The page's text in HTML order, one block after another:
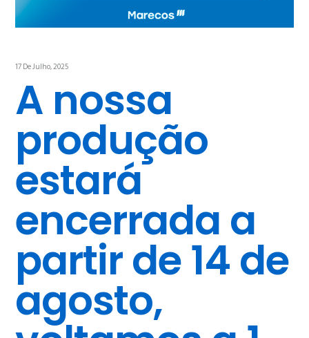
17 De Julho, 2025
A nossa
produção
estará
encerrada a
partir de 14 de
agosto,